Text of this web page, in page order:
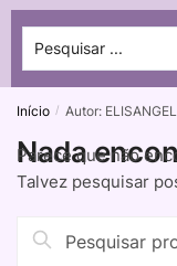
Início / Autor:
Nada
Parece que não
Talvez pesquisar